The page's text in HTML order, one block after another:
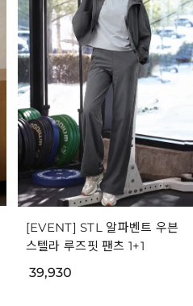
[EVENT] STL 알파벤트 우븐
스텔라 루즈핏 팬츠 1+1
39,930